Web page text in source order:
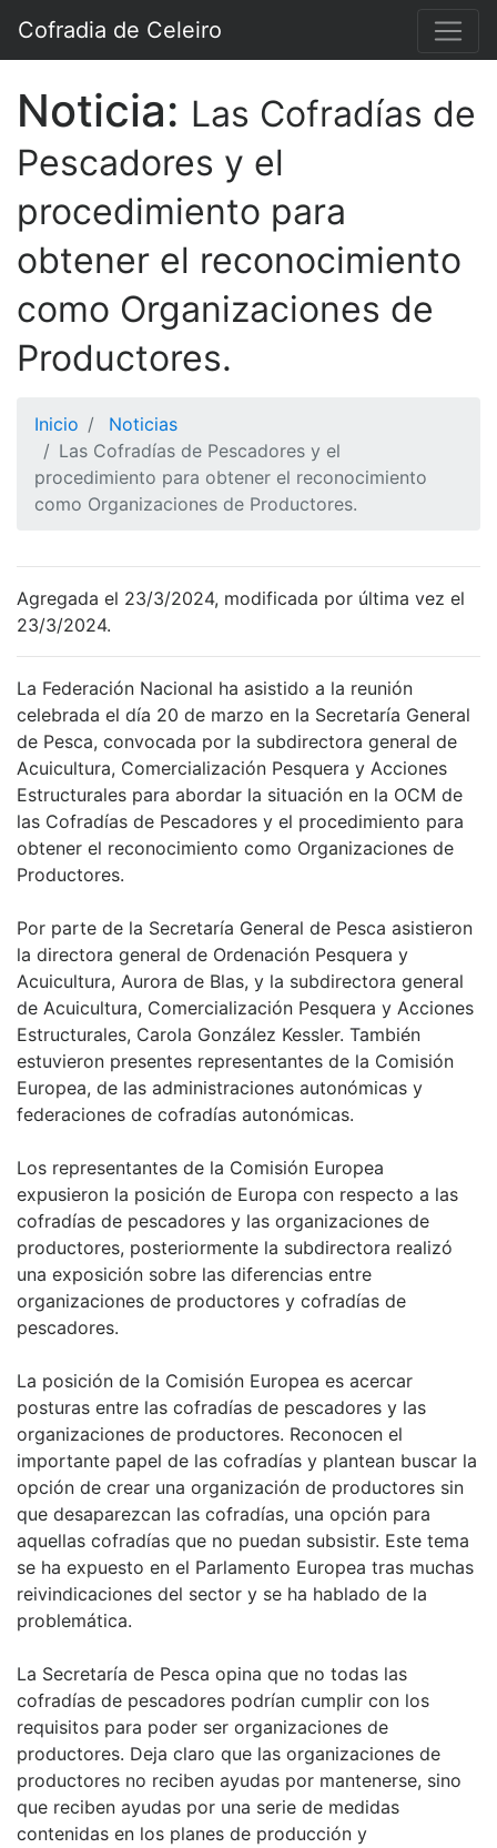
Cofradia de Celeiro
Noticia: Las Cofradías de
Pescadores y el
procedimiento para
obtener el reconocimiento
como Organizaciones de
Productores.
Inicio
Noticias
Las Cofradías de Pescadores y el
procedimiento para obtener el reconocimiento
como Organizaciones de Productores.
Agregada el 23/3/2024, modificada por última vez el
23/3/2024.
La Federación Nacional ha asistido a la reunión
celebrada el día 20 de marzo en la Secretaría General
de Pesca, convocada por la subdirectora general de
Acuicultura, Comercialización Pesquera y Acciones
Estructurales para abordar la situación en la OCM de
las Cofradías de Pescadores y el procedimiento para
obtener el reconocimiento como Organizaciones de
Productores.
Por parte de la Secretaría General de Pesca asistieron
la directora general de Ordenación Pesquera y
Acuicultura, Aurora de Blas, y la subdirectora general
de Acuicultura, Comercialización Pesquera y Acciones
Estructurales, Carola González Kessler. También
estuvieron presentes representantes de la Comisión
Europea, de las administraciones autonómicas y
federaciones de cofradías autonómicas.
Los representantes de la Comisión Europea
expusieron la posición de Europa con respecto a las
cofradías de pescadores y las organizaciones de
productores, posteriormente la subdirectora realizó
una exposición sobre las diferencias entre
organizaciones de productores y cofradías de
pescadores.
La posición de la Comisión Europea es acercar
posturas entre las cofradías de pescadores y las
organizaciones de productores. Reconocen el
importante papel de las cofradías y plantean buscar la
opción de crear una organización de productores sin
que desaparezcan las cofradías, una opción para
aquellas cofradías que no puedan subsistir. Este tema
se ha expuesto en el Parlamento Europea tras muchas
reivindicaciones del sector y se ha hablado de la
problemática.
La Secretaría de Pesca opina que no todas las
cofradías de pescadores podrían cumplir con los
requisitos para poder ser organizaciones de
productores. Deja claro que las organizaciones de
productores no reciben ayudas por mantenerse, sino
que reciben ayudas por una serie de medidas
contenidas en los planes de producción y